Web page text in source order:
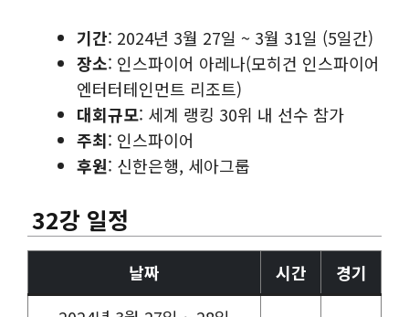
기간: 2024년 3월 27일 ~ 3월 31일 (5일간)
장소: 인스파이어 아레나(모히건 인스파이어
엔터터테인먼트 리조트)
대회규모: 세계 랭킹 30위 내 선수 참가
주최: 인스파이어
후원: 신한은행, 세아그룹
32강 일정
날짜 시간
경기